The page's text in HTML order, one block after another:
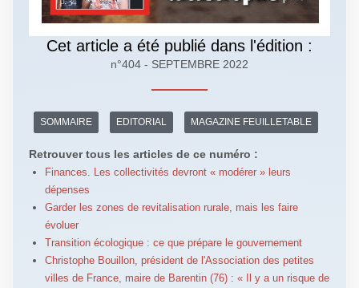
Cet article a été publié dans l'édition :
n°404 - SEPTEMBRE 2022
SOMMAIRE EDITORIAL MAGAZINE FEUILLETABLE
Retrouver tous les articles de ce numéro :
Finances. Les collectivités devront « modérer » leurs
dépenses
Garder les zones de revitalisation rurale, mais les faire
évoluer
Transition écologique : ce que prépare le gouvernement
Christophe Bouillon, président de l'Association des petites
villes de France, maire de Barentin (76) : « Il y a un risque de